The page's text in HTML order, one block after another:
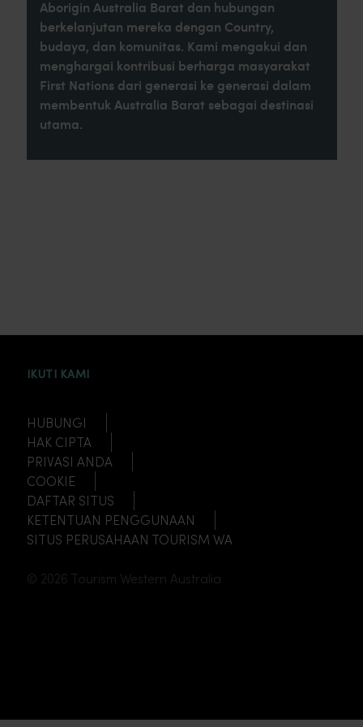
Aborigin Australia Barat dan hubungan
berkelanjutan mereka dengan Country,
budaya, dan komunitas. Kami mengakui dan
menghargai kontribusi berharga masyarakat
First Nations dari generasi ke generasi dalam
membentuk Australia Barat sebagai destinasi
utama.
IKUTI KAMI
HUBUNGI
HAK CIPTA
PRIVASI ANDA
COOKIE
DAFTAR SITUS
KETENTUAN PENGGUNAAN
SITUS PERUSAHAAN TOURISM WA
© 2026 Tourism Western Australia